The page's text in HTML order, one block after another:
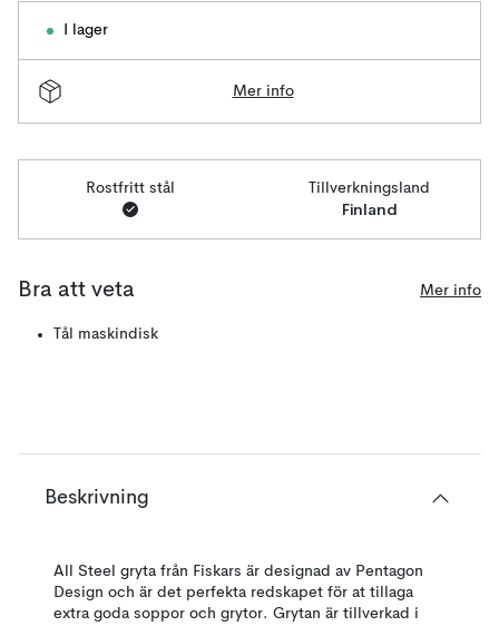
I lager
Mer info
Rostfritt stål Tillverkningsland
Finland
Bra att veta Mer info
Tål maskindisk
Beskrivning
All Steel gryta från Fiskars är designad av Pentagon
Design och är det perfekta redskapet för at tillaga
extra goda soppor och grytor. Grytan är tillverkad i